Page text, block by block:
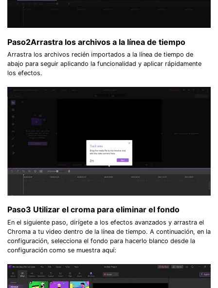
Paso2Arrastra los archivos a la línea de tiempo
Arrastra los archivos recién importados a la línea de tiempo de
abajo para seguir aplicando la funcionalidad y aplicar rápidamente
los efectos.
Paso3 Utilizar el croma para eliminar el fondo
En el siguiente paso, dirígete a los efectos avanzados y arrastra el
Chroma a tu video dentro de la línea de tiempo. A continuación, en la
configuración, selecciona el fondo para hacerlo blanco desde la
configuración como se muestra aquí: